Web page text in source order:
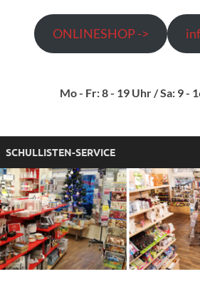
Büro GmbH
Bürobedarf und Schulbedarf für
ONLINESHOP ->
Mo - Fr: 8 - 19 Uhr / Sa: 9 -
SCHULLISTEN-SERVICE